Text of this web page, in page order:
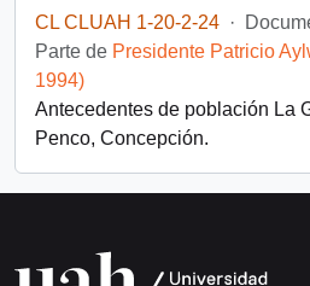
CL CLUAH 1-20-2-24 ·
Parte de Presidente Patricio
1994)
Antecedentes de población La
Penco, Concepción.